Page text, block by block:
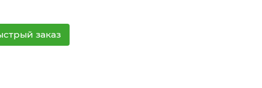
заказ